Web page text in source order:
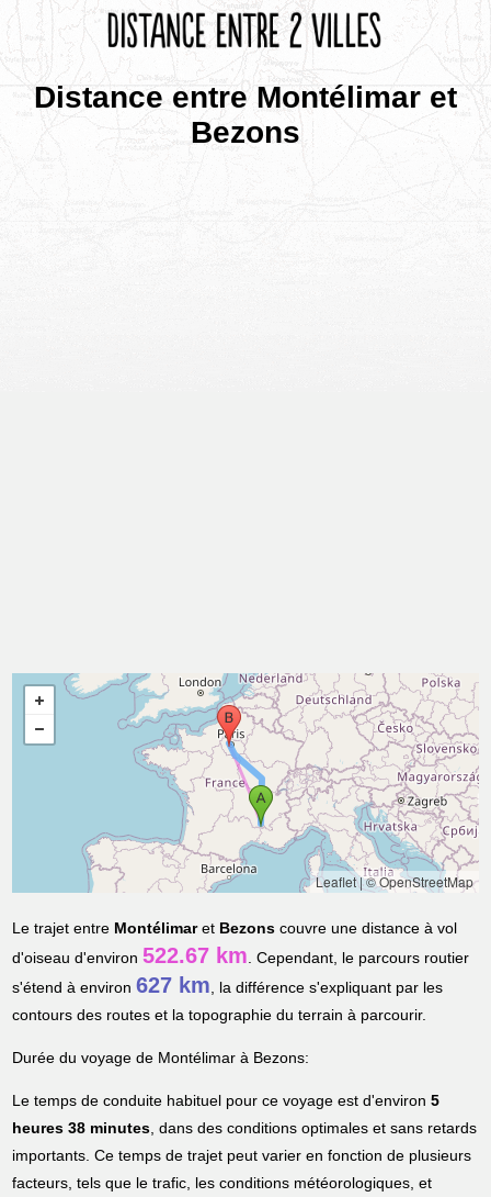
Distance entre Montélimar et
Bezons
Leaflet|© OpenStreetMap
Le trajet entre Montélimaret Bezons couvre une distance à vol
d'oiseau d'environ522.67 km. Cependant, le parcours routier
s'étend à environ627 km, la différence s'expliquant par les
contours des routes et la topographie du terrain à parcourir.
Durée du voyage de Montélimar à Bezons:
Le temps de conduite habituel pour ce voyage est d'environ5
heures 38 minutes, dans des conditions optimales et sans retards
importants. Ce temps de trajet peut varier en fonction de plusieurs
facteurs, tels que le trafic, les conditions météorologiques, et